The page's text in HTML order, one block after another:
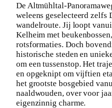
De Altmühltal-
weleens geselecteerd zelfs
wandelroute. Jij loopt
Kelheim met
rotsformaties. Doch
historische steden en
om een tussenstop. Het
en opgeknipt om vijftien
het grootste bosgebied
naaldwouden, over voor
eigenzinnig charme.